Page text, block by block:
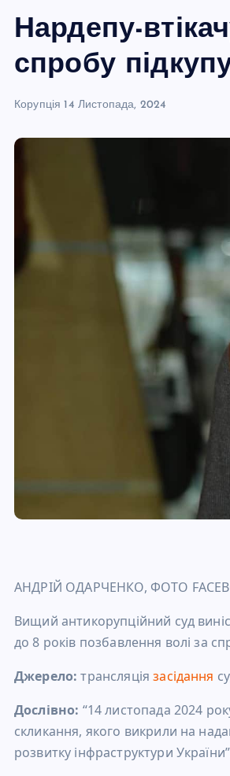
Нардепу-
спробу
Корупція 14 Листопада, 2024
АНДРІЙ ОДАРЧЕНКО, ФОТО
Вищий антикорупційний суд
до 8 років позбавлення волі за
Джерело: трансляціязасідання
Дослівно: “14 листопада 2024
скликання, якого викрили на
розвитку інфраструктури